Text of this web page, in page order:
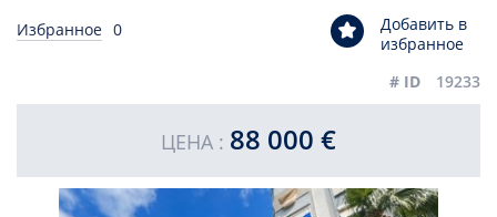
Избранное 0
Добавить в
избранное
# ID
19233
ЦЕНА : 88 000 €